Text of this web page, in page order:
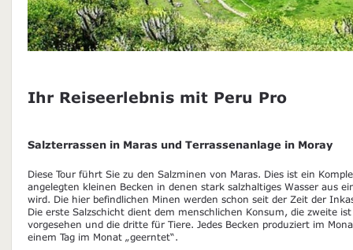
Ihr Reiseerlebnis mit Peru Pro
Salzterrassen in Maras und Terrassenanlage in Moray
Diese Tour führt Sie zu den Salzminen von Maras. Dies ist ein
angelegten kleinen Becken in denen stark salzhaltiges Wasser aus
wird. Die hier befindlichen Minen werden schon seit der Zeit der
Die erste Salzschicht dient dem menschlichen Konsum, die zweite
vorgesehen und die dritte für Tiere. Jedes Becken produziert im
einem Tag im Monat „geerntet“.